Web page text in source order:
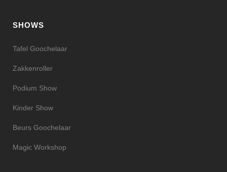
SHOWS
Tafel Goochelaar
Zakkenroller
Podium Show
Kinder Show
Beurs Goochelaar
Magic Workshop